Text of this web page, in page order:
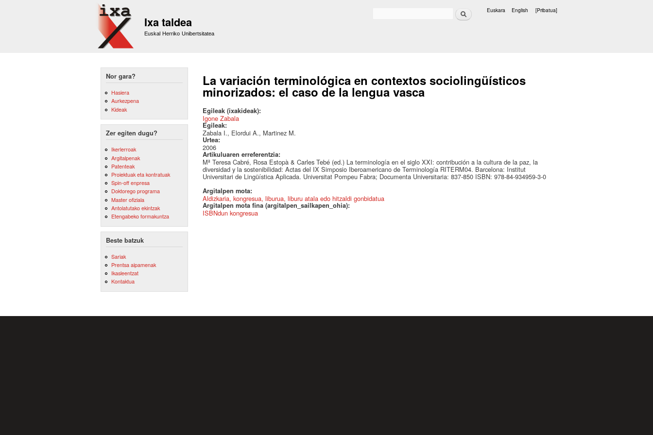
Ixa taldea
Euskal Herriko Unibertsitatea
Bilatu Euskara English [Pribatua]
Nor gara?
Hasiera
Aurkezpena
Kideak
Zer egiten dugu?
Ikerlerroak
Argitalpenak
Patenteak
Proiektuak eta kontratuak
Spin-off enpresa
Doktorego programa
Master ofiziala
Antolatutako ekintzak
Etengabeko formakuntza
Beste batzuk
Sariak
Prentsa aipamenak
Ikasleentzat
Kontaktua
La variación terminológica en contextos sociolingüísticos
minorizados: el caso de la lengua vasca
Egileak (ixakideak):
Igone Zabala
Egileak:
Zabala I., Elordui A., Martinez M.
Urtea:
2006
Artikuluaren erreferentzia:
Mª Teresa Cabré, Rosa Estopà & Carles Tebé (ed.) La terminología en el siglo XXI: contribución a la cultura de la paz, la
diversidad y la sostenibilidad: Actas del IX Simposio Iberoamericano de Terminología RITERM04. Barcelona: Institut
Universitari de Lingüística Aplicada. Universitat Pompeu Fabra; Documenta Universitaria: 837-850 ISBN: 978-84-934959-3-0
Argitalpen mota:
Aldizkaria, kongresua, liburua, liburu atala edo hitzaldi gonbidatua
Argitalpen mota fina (argitalpen_sailkapen_ohia):
ISBNdun kongresua